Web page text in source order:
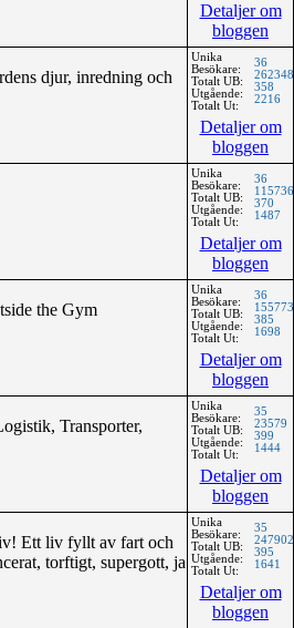
Detaljer om
bloggen
djur, inredning och
Unika
Besökare:
Totalt UB:
Utgående:
Totalt Ut:
36
262348
358
2216
Detaljer om
bloggen
Unika
Besökare:
Totalt UB:
Utgående:
Totalt Ut:
36
115736
370
1487
Detaljer om
bloggen
the Gym
Unika
Besökare:
Totalt UB:
Utgående:
Totalt Ut:
36
155773
385
1698
Detaljer om
bloggen
Transporter,
Unika
Besökare:
Totalt UB:
Utgående:
Totalt Ut:
35
23579
399
1444
Detaljer om
bloggen
Ett liv fyllt av fart och
torftigt, supergott, ja
Unika
Besökare:
Totalt UB:
Utgående:
Totalt Ut:
35
247902
395
1641
Detaljer om
bloggen